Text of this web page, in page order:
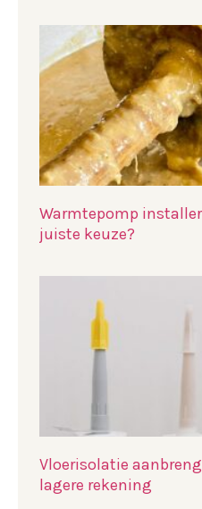
Warmtepomp
juiste keuze?
Vloerisolatie
lagere rekening